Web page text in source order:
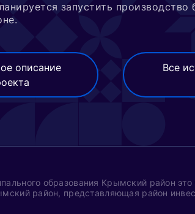
запустить производство
описание
Все
образования Крымский район это
район, представляющая район